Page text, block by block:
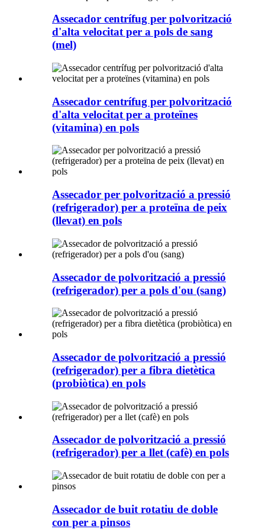
Assecador centrífug per polvorització
d'alta velocitat per a pols de sang
(mel)
Assecador centrífug per polvorització
d'alta velocitat per a proteïnes
(vitamina) en pols
Assecador per polvorització a pressió
(refrigerador) per a proteïna de peix
(llevat) en pols
Assecador de polvorització a pressió
(refrigerador) per a pols d'ou (sang)
Assecador de polvorització a pressió
(refrigerador) per a fibra dietètica
(probiòtica) en pols
Assecador de polvorització a pressió
(refrigerador) per a llet (cafè) en pols
Assecador de buit rotatiu de doble
con per a pinsos